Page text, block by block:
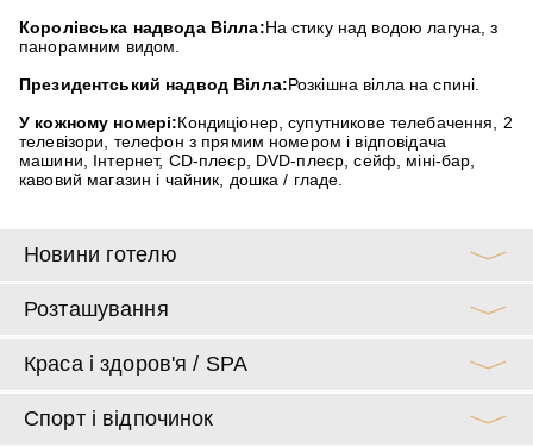
Королівська надвода Вілла:На стику над водою лагуна, з
панорамним видом.
Президентський надвод Вілла:Розкішна вілла на спині.
У кожному номері:Кондиціонер, супутникове телебачення, 2
телевізори, телефон з прямим номером і відповідача
машини, Інтернет, CD-плеєр, DVD-плеєр, сейф, міні-бар,
кавовий магазин і чайник, дошка / гладе.
Новини готелю
Розташування
Краса і здоров'я / SPA
Спорт і відпочинок